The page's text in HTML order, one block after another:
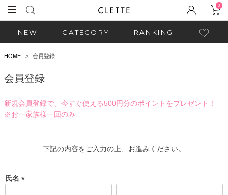
0
NEW CATEGORY RANKING
HOME 会員登録
会員登録
新規会員登録で、今すぐ使える500円分のポイントをプレゼント！
※お一家族様一回のみ
下記の内容をご入力の上、お進みください。
氏名